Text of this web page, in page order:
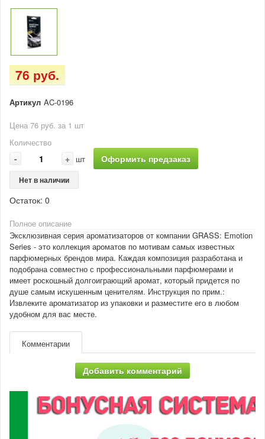
76 руб.
Артикул AC-0196
Цена 76 руб. за 1 шт
Количество
- + шт Оформить предзаказ
Нет в наличии
Остаток: 0
Полное описание
Эксклюзивная серия ароматизаторов от компании GRASS: Emotion
Series - это коллекция ароматов по мотивам самых известных
парфюмерных брендов мира. Каждая композиция разработана и
подобрана совместно с профессиональными парфюмерами и
имеет роскошный долгоиграющий аромат, который придется по
душе самым искушенным ценителям. Инструкция по прим.:
Извлеките ароматизатор из упаковки и разместите его в любом
удобном для вас месте.
Комментарии
Добавить комментарий